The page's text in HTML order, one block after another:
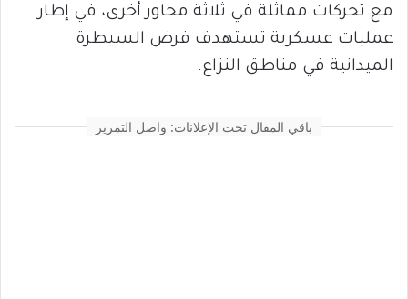
مع تحركات مماثلة في ثلاثة محاور أخرى، في إطار
عمليات عسكرية تستهدف فرض السيطرة
الميدانية في مناطق النزاع.
باقي المقال تحت الإعلانات: واصل التمرير